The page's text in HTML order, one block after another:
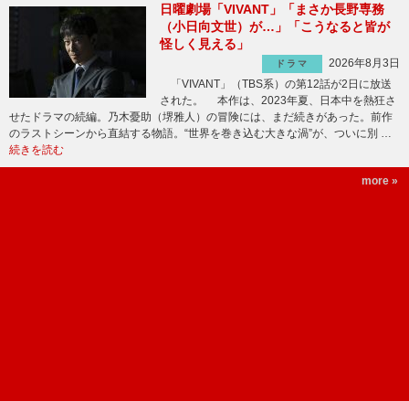
日曜劇場「VIVANT」「まさか長野専務
（小日向文世）が…」「こうなると皆が
怪しく見える」
ドラマ
2026年8月3日
「VIVANT」（TBS系）の第12話が2日に放送
された。 本作は、2023年夏、日本中を熱狂さ
せたドラマの続編。乃木憂助（堺雅人）の冒険には、まだ続きがあった。前作
のラストシーンから直結する物語。“世界を巻き込む大きな渦”が、ついに別 …
続きを読む
more »